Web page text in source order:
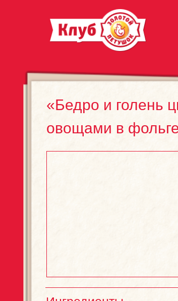
«Бедро и голень
овощами в